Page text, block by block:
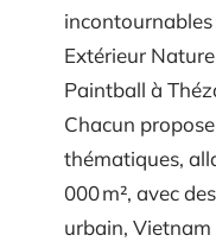
Extérieur
Paintball à
Chacun
thématiques,
000 m², avec
urbain, Vietnam